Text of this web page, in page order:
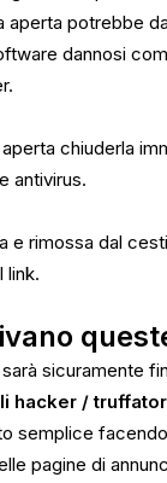
aperta potrebbe
dannosi
chiuderla
antivirus.
e rimossa dal
link.
sicuramente
hacker /
semplice
pagine di